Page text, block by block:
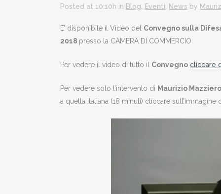
Posted at 10:10h in Blog Eventi News by
E’ disponibile il Video del Convegno sulla
2018 presso la CAMERA DI COMMERCIO.
Per vedere il video di tutto il Convegno cliccare
Per vedere solo l’intervento di Maurizio Mazziero
a quella italiana (18 minuti) cliccare sull’immagine